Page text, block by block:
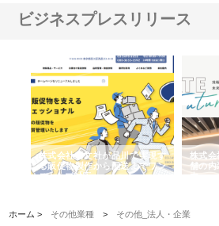
ビジネスプレスリリース
株式会社耕文社が品川で実現す
る販促物製作から配送までワン
ストップ対応
株式会
舗の内
由
ホーム > その他業種 > その他_法人・企業